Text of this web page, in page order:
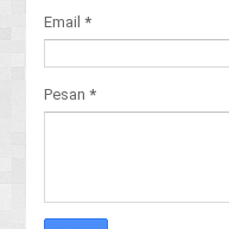
Email*
Pesan*